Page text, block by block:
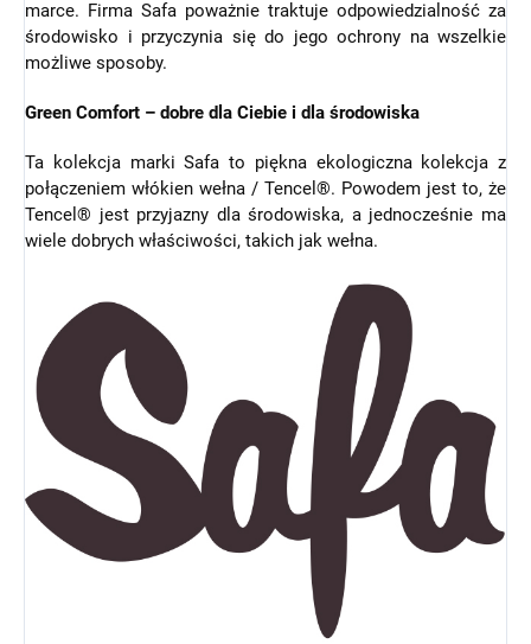
marce. Firma Safa poważnie traktuje odpowiedzialność za
środowisko i przyczynia się do jego ochrony na wszelkie
możliwe sposoby.
Green Comfort – dobre dla Ciebie i dla środowiska
Ta kolekcja marki Safa to piękna ekologiczna kolekcja z
połączeniem włókien wełna / Tencel®. Powodem jest to, że
Tencel® jest przyjazny dla środowiska, a jednocześnie ma
wiele dobrych właściwości, takich jak wełna.